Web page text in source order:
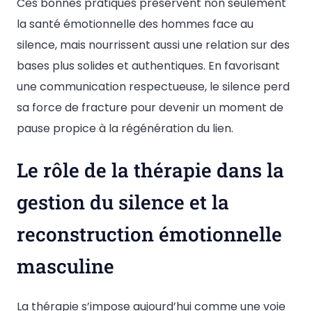
Ces bonnes pratiques préservent non seulement
la santé émotionnelle des hommes face au
silence, mais nourrissent aussi une relation sur des
bases plus solides et authentiques. En favorisant
une communication respectueuse, le silence perd
sa force de fracture pour devenir un moment de
pause propice à la régénération du lien.
Le rôle de la thérapie dans la
gestion du silence et la
reconstruction émotionnelle
masculine
La thérapie s’impose aujourd’hui comme une voie